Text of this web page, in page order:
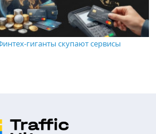
гиганты скупают сервисы